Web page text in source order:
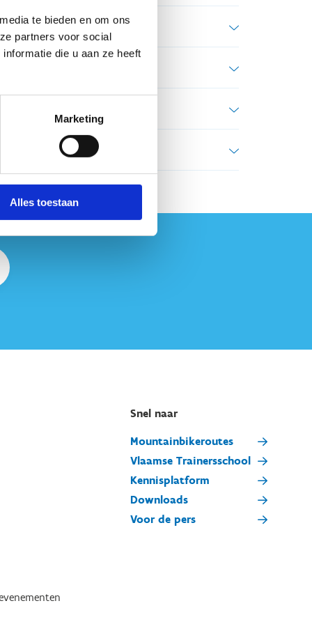
te bieden en om ons
partners voor social
die u aan ze heeft
Marketing
Alles toestaan
Snel naar
Mountainbikeroutes
Vlaamse Trainersschool
Kennisplatform
Downloads
Voor de pers